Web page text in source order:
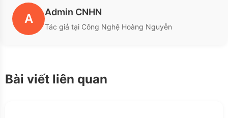
A Admin CNHN
Tác giả tại Công Nghệ Hoàng Nguyễn
Bài viết liên quan